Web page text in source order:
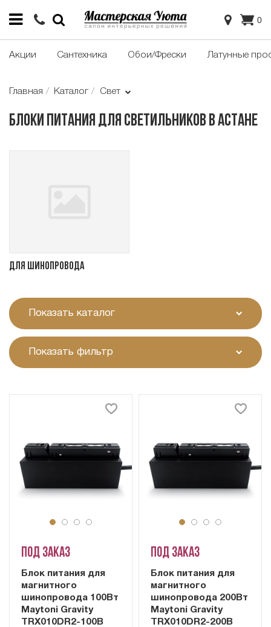
0
Акции Сантехника Обои/Фрески Латунные
Главная Каталог Свет
Блоки питания для светильников в Астане
Для шинопровода
Показать каталог
Показать фильтр
Под заказ
Блок питания для
магнитного
шинопровода 100Вт
Maytoni Gravity
TRX010DR2-100B
Под заказ
Блок питания для
магнитного
шинопровода 200Вт
Maytoni Gravity
TRX010DR2-200B